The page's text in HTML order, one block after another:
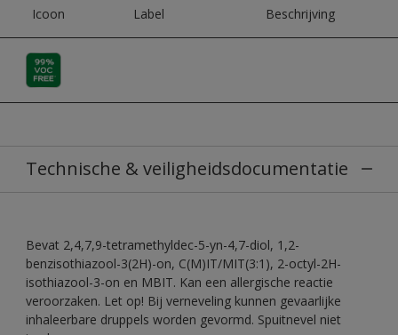
Icoon Label Beschrijving
Technische & veiligheidsdocumentatie
Bevat 2,4,7,9-tetramethyldec-5-yn-4,7-diol, 1,2-
benzisothiazool-3(2H)-on, C(M)IT/MIT(3:1), 2-octyl-2H-
isothiazool-3-on en MBIT. Kan een allergische reactie
veroorzaken. Let op! Bij verneveling kunnen gevaarlijke
inhaleerbare druppels worden gevormd. Spuitnevel niet